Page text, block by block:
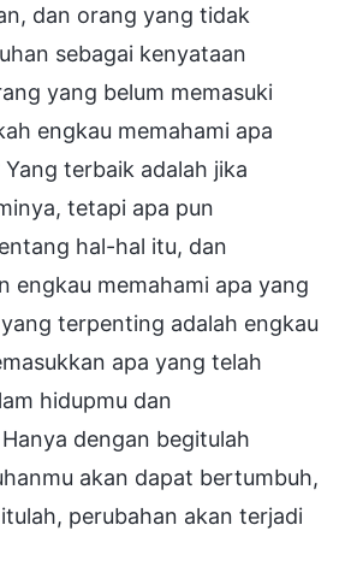
dan orang yang tidak
sebagai kenyataan
yang belum memasuki
engkau memahami apa
terbaik adalah jika
tetapi apa pun
hal-hal itu, dan
engkau memahami apa yang
terpenting adalah engkau
apa yang telah
hidupmu dan
dengan begitulah
akan dapat bertumbuh,
perubahan akan terjadi